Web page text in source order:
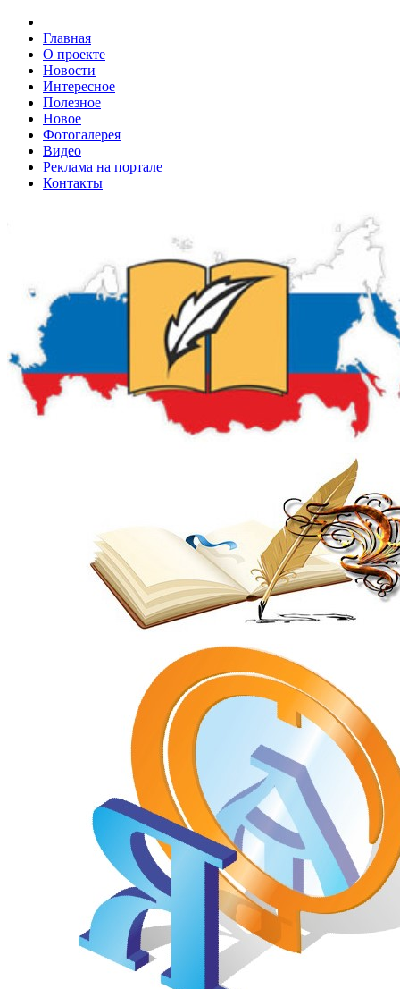
Главная
О проекте
Новости
Интересное
Полезное
Новое
Фотогалерея
Видео
Реклама на портале
Контакты